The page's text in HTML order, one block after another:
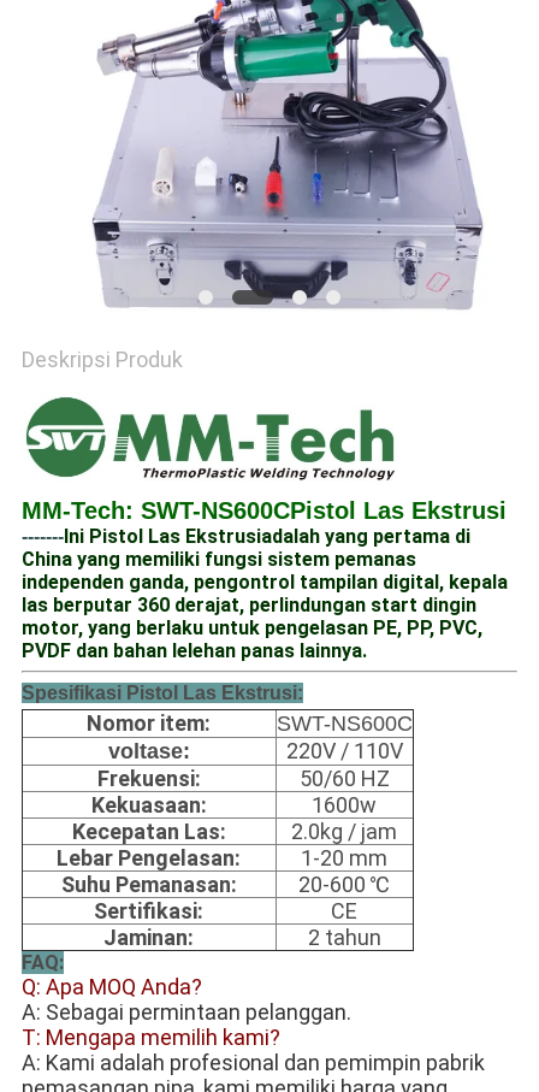
Deskripsi Produk
MM-Tech: SWT-NS600CPistol Las Ekstrusi
-------Ini Pistol Las Ekstrusiadalah yang pertama di
China yang memiliki fungsi sistem pemanas
independen ganda, pengontrol tampilan digital, kepala
las berputar 360 derajat, perlindungan start dingin
motor, yang berlaku untuk pengelasan PE, PP, PVC,
PVDF dan bahan lelehan panas lainnya.
Spesifikasi Pistol Las Ekstrusi:
Nomor item:
SWT-NS600C
voltase:
220V / 110V
Frekuensi:
50/60 HZ
Kekuasaan:
1600w
Kecepatan Las:
2.0kg / jam
Lebar Pengelasan:
1-20 mm
Suhu Pemanasan:
20-600 ℃
Sertifikasi:
CE
Jaminan:
2 tahun
FAQ:
Q: Apa MOQ Anda?
A: Sebagai permintaan pelanggan.
T: Mengapa memilih kami?
A: Kami adalah profesional dan pemimpin pabrik